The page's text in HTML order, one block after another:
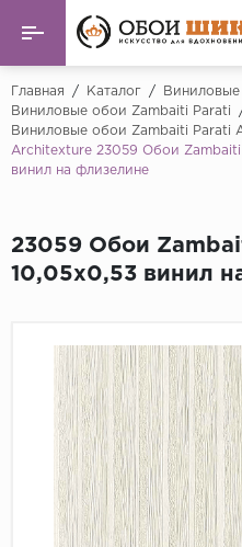
Назад
Виниловые обои
Флоковые обои
Фрески
Обои под покраску
Краска
Главная / Каталог /
Виниловые обои Zambaiti Parati
Виниловые обои Zambaiti Parati
Architexture 23059 Обои
винил на флизелине
23059 Обои
10,05x0,53 винил